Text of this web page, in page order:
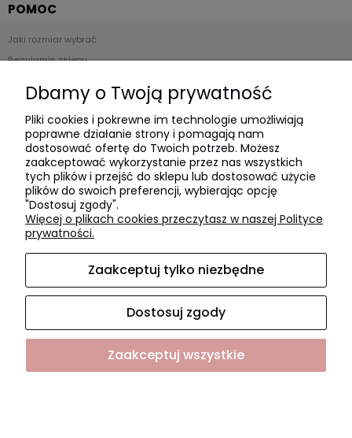
POMOC
Jaki rozmiar wybrać
Regulamin sklepu
Polityka prywatności
Płatności i dostawa
Czas realizacji zamówienia
Czas i koszty dostawy
Formy płatności
O NAS
Współpraca
Dbamy o Twoją prywatność
Pliki cookies i pokrewne im technologie umożliwiają
poprawne działanie strony i pomagają nam
dostosować ofertę do Twoich potrzeb. Możesz
zaakceptować wykorzystanie przez nas wszystkich
tych plików i przejść do sklepu lub dostosować użycie
plików do swoich preferencji, wybierając opcję
"Dostosuj zgody".
Więcej o plikach cookies przeczytasz w naszej Polityce
prywatności.
Zaakceptuj tylko niezbędne
Dostosuj zgody
Zaakceptuj wszystkie